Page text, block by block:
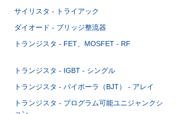
サイリスタ - トライアック
ダイオード - ブリッジ整流器
トランジスタ - FET、MOSFET - RF
トランジスタ - IGBT - シングル
トランジスタ - バイポーラ（BJT） - アレイ
トランジスタ - プログラム可能ユニジャンクシ